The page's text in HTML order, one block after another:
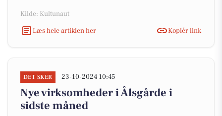
Kilde: Kultunaut
Læs hele artiklen her
Kopiér link
DET SKER 23-10-2024 10:45
Nye virksomheder i Ålsgårde i
sidste måned